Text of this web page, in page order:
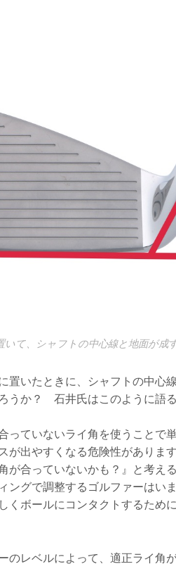
て、シャフトの中心線と地面が成
置いたときに、シャフトの中心
うか？ 石井氏はこのように語る
っていないライ角を使うことで
が出やすくなる危険性がありま
が合っていないかも？』と考え
ングで調整するゴルファーはい
くボールにコンタクトするため
のレベルによって、適正ライ角